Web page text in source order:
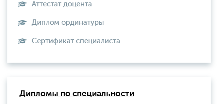
Аттестат доцента
Диплом ординатуры
Сертификат специалиста
Дипломы по специальности